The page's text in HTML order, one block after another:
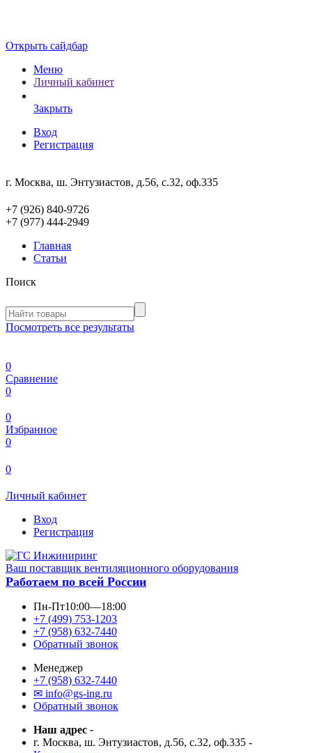
Открыть сайдбар
Меню
Личный кабинет
Закрыть
Вход
Регистрация
г. Москва, ш. Энтузиастов, д.56, с.32, оф.335
+7 (926) 840-9726
+7 (977) 444-2949
Главная
Статьи
Поиск
Посмотреть все результаты
0
Сравнение
0
0
Избранное
0
0
Личный кабинет
Вход
Регистрация
Ваш поставщик вентиляционного оборудования
Работаем по всей России
Пн-Пт10:00—18:00
+7 (499) 753-1203
+7 (958) 632-7440
Обратный звонок
Менеджер
+7 (958) 632-7440
✉ info@gs-ing.ru
Обратный звонок
Наш адрес -
г. Москва, ш. Энтузиастов, д.56, с.32, оф.335 -